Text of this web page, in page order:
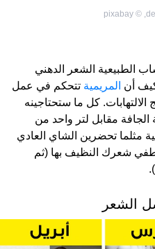
,
©
pixabay
الطبيعية الشعر الدهني
أن المريمية تتحكم في عمل
الالتهابات. كل ما ستحتاجينه
الجافة مقابل لتر واحد من
مثلما تحضرين الشاي العادي
شعرك النظيف بها (ثم
الشعر